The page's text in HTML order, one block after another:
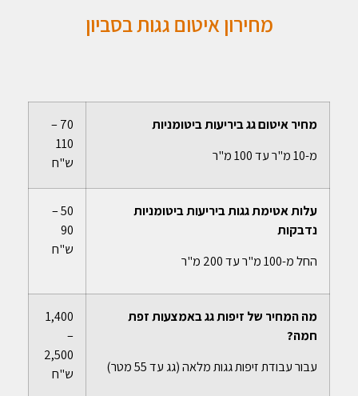
מחירון איטום גגות בסביון
מחיר איטום גג ביריעות ביטומניות
מ-10 מ"ר עד 100 מ"ר
70 –
110
ש"ח
עלות אטימת גגות ביריעות ביטומניות
נדבקות
החל מ-100 מ"ר עד 200 מ"ר
50 –
90
ש"ח
מה המחיר של זיפות גג באמצעות זפת
חמה?
עבור עבודת זיפות גגות מלאה (גג עד 55 מטר)
1,400
–
2,500
ש"ח